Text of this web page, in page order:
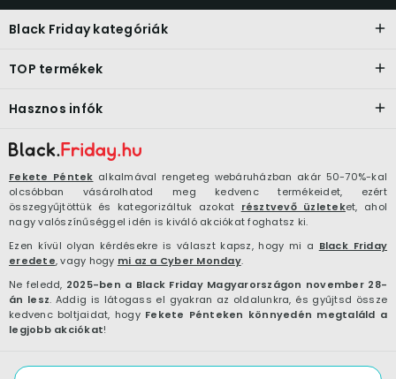
Fekete Péntek alkalmával rengeteg webáruházban akár 50-70%-kal
olcsóbban vásárolhatod meg kedvenc termékeidet, ezért
összegyűjtöttük és kategorizáltuk azokat résztvevő üzleteket, ahol
nagy valószínűséggel idén is kiváló akciókat foghatsz ki.
Ezen kívül olyan kérdésekre is választ kapsz, hogy mi a Black Friday
eredete, vagy hogy mi az a Cyber Monday.
Ne feledd, 2025-ben a Black Friday Magyarországon november 28-
án lesz. Addig is látogass el gyakran az oldalunkra, és gyűjtsd össze
kedvenc boltjaidat, hogy Fekete Pénteken könnyedén megtaláld a
legjobb akciókat!
Black Friday kategóriák
TOP termékek
Hasznos infók